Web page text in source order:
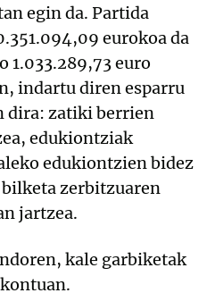
egin da. Partida
eurokoa da
1.033.289,73 euro
indartu diren esparru
dira: zatiki berrien
edukiontziak
edukiontzien bidez
zerbitzuaren
jartzea.
kale garbiketak